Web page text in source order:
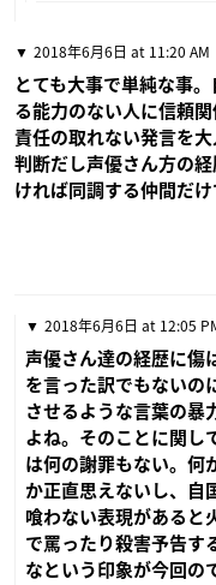
2018年6月6日 at 11:20 AM
とても大事で単純な事
る能力のない人に信頼
責任の取れない発言を
判断だし声優さん方の
ければ同調する仲間だけ
2018年6月6日 at 12:05
声優さん達の経歴に傷
を言った訳でもないの
させるような言葉の暴
よね。そのことに関し
は何の謝罪もない。何
か正直思えないし、自
喰わない表現があると
で罵ったり殺害予告す
なという印象が今回の